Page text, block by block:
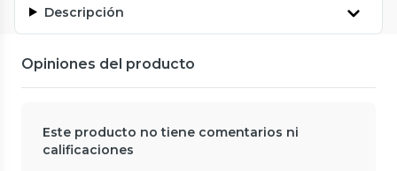
Descripción
Opiniones del producto
Este producto no tiene comentarios ni
calificaciones